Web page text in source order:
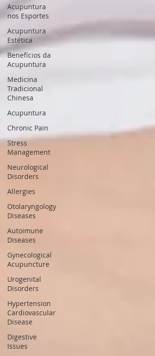
Acupuntura
nos Esportes
Acupuntura
Estética
Benefícios da
Acupuntura
Medicina
Tradicional
Chinesa
Acupuntura
Chronic Pain
Stress
Management
Neurological
Disorders
Allergies
Otolaryngology
Diseases
Autoimune
Diseases
Gynecological
Acupuncture
Urogenital
Disorders
Hypertension
Cardiovascular
Disease
Digestive
Issues